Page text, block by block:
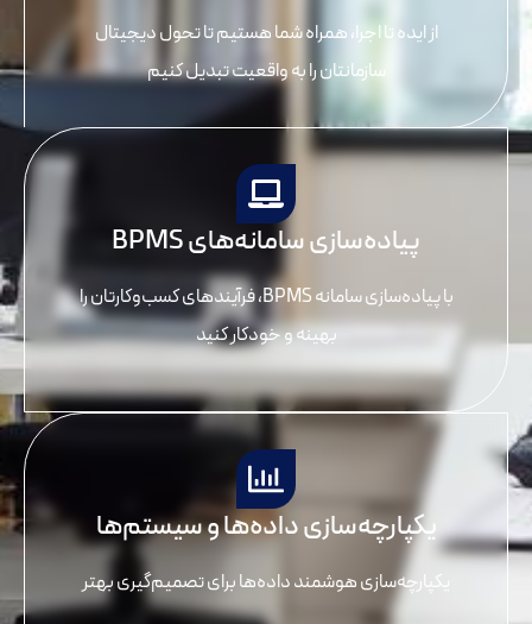
از ایده تا اجرا، همراه شما هستیم تا تحول دیجیتال
سازمانتان را به واقعیت تبدیل کنیم
پیاده‌سازی سامانه‌های BPMS
با پیاده‌سازی سامانه BPMS، فرآیندهای کسب‌وکارتان را
بهینه و خودکار کنید
یکپارچه‌سازی داده‌ها و سیستم‌ها
یکپارچه‌سازی هوشمند داده‌ها برای تصمیم‌گیری بهتر